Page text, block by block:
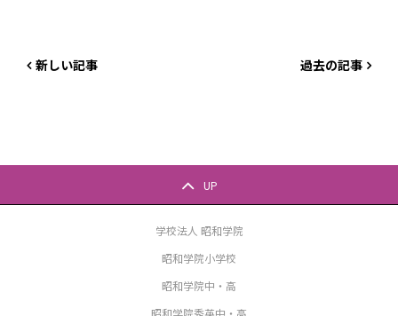
新しい記事 過去の記事
UP
学校法人 昭和学院
昭和学院小学校
昭和学院中・高
昭和学院秀英中・高